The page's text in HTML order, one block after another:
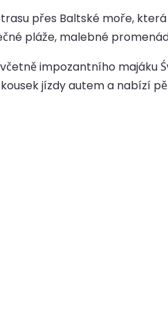
přes Baltské moře, která
pláže, malebné
impozantního majáku
jízdy autem a nabízí